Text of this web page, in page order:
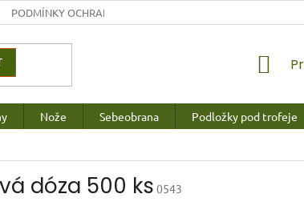
PODMÍNKY OCHRANY OSOBNÍCH ÚDAJŮ
Nože Sebeobrana Podložky pod trofeje
dóza 500 ks 0543